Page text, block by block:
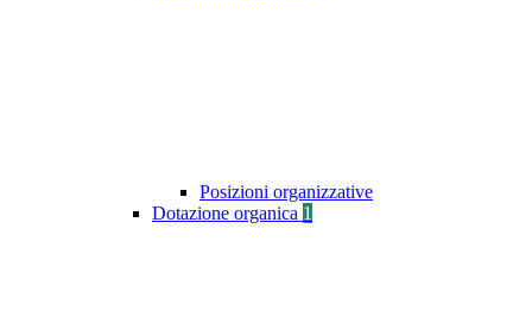
Posizioni organizzative
Dotazione organica 1